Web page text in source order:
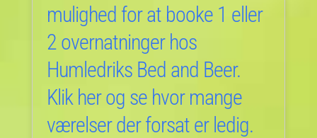
mulighed for at booke 1 eller
2 overnatninger hos
Humledriks Bed and Beer.
Klik her og se hvor mange
værelser der forsat er ledig.